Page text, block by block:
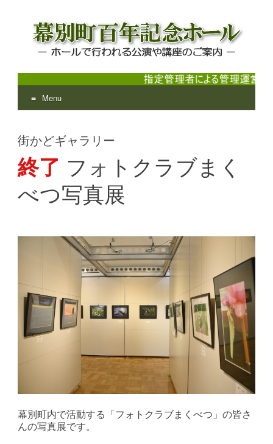
幕別町百年記念ホール
ホールで行われる公演や講座のご案内
Menu
to
content
街かどギャラリー
終了 フォトクラブまく
べつ写真展
幕別町内で活動する「フォトクラブまくべつ」の皆さ
んの写真展です。